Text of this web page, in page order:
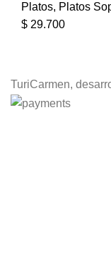
Platos, Platos
$ 29.700
TuriCarmen,